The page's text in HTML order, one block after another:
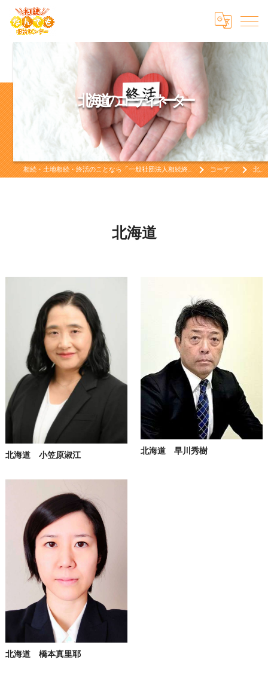
コーディネーター
相続・土地相続・終活のことなら「一般社団法人相続終活なんでも相談センター」相続・土地相続・終活をお考えなら コーディネーター 北海道
北海道
北海道 小笠原淑江 北海道 早川秀樹
北海道 橋本真里耶